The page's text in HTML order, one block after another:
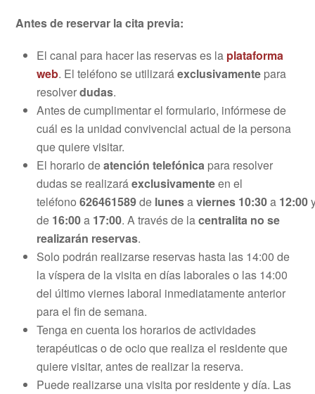
Antes de reservar la cita previa:
El canal para hacer las reservas es la plataforma
web. El teléfono se utilizaráexclusivamente para
resolverdudas.
Antes de cumplimentar el formulario, infórmese de
cuál es la unidad convivencial actual de la persona
que quiere visitar.
El horario deatención telefónica para resolver
dudas se realizaráexclusivamenteen el
teléfono626461589de lunesaviernes 10:30a 12:00
de 16:00a 17:00. A través de lacentralita no se
realizarán reservas.
Solo podrán realizarse reservas hasta las 14:00 de
la víspera de la visita en días laborales o las 14:00
del último viernes laboral inmediatamente anterior
para el fin de semana.
Tenga en cuenta los horarios de actividades
terapéuticas o de ocio que realiza el residente que
quiere visitar, antes de realizar la reserva.
Puede realizarse una visita por residente y día. Las